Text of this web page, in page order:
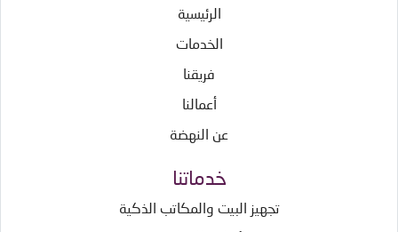
الرئيسية
الخدمات
فريقنا
أعمالنا
عن النهضة
خدماتنا
تجهيز البيت والمكاتب الذكية